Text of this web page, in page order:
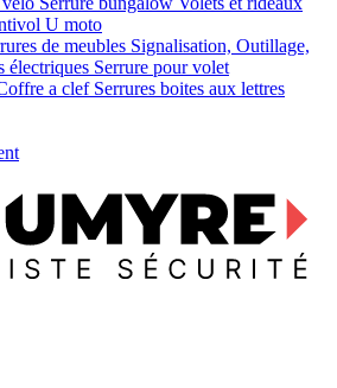
U moto
de meubles Signalisation, Outillage,
électriques Serrure pour volet
a clef Serrures boites aux lettres